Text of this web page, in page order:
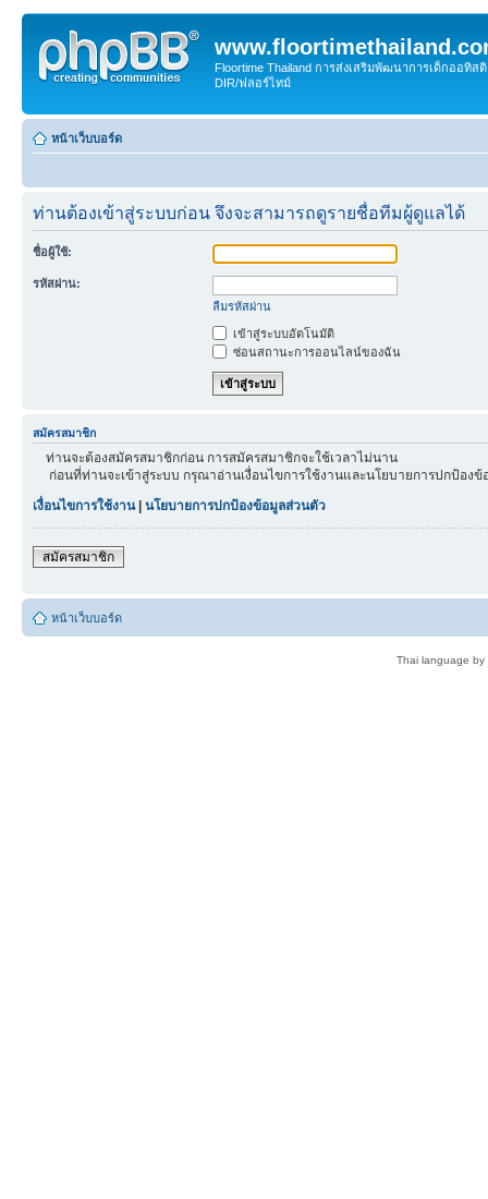
Floortime Thailand การส่งเสริมพัฒนาการเด็กออทิ
DIR/ฟลอร์ไทม์
หน้าเว็บบอร์ด
ท่านต้องเข้าสู่ระบบก่อน จึงจะสามารถดูรายชื่อทีมผู้ดูแลได้
ชื่อผู้ใช้:
รหัสผ่าน:
ลืมรหัสผ่าน
เข้าสู่ระบบอัตโนมัติ
ซ่อนสถานะการออนไลน์ของฉัน
สมัครสมาชิก
ท่านจะต้องสมัครสมาชิกก่อน การสมัครสมาชิกจะใช้เวลาไม่นาน
ก่อนที่ท่านจะเข้าสู่ระบบ กรุณาอ่านเงื่อนไขการใช้งานและนโยบายการปกป้อง
เงื่อนไขการใช้งาน| นโยบายการปกป้องข้อมูลส่วนตัว
สมัครสมาชิก
หน้าเว็บบอร์ด
Thai language by